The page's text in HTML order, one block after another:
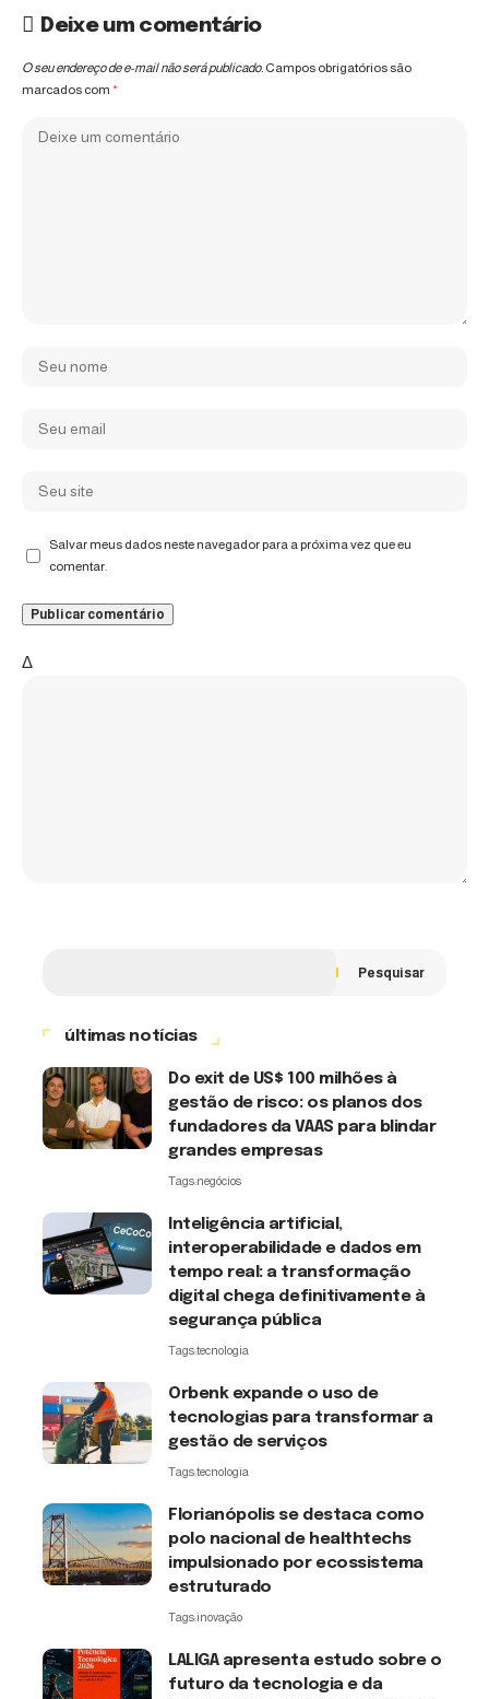
Deixe um comentário
O seu endereço de e-mail não será publicado. Campos obrigatórios são
marcados com *
Salvar meus dados neste navegador para a próxima vez que eu
comentar.
Δ
Pesquisar
últimas notícias
Do exit de US$ 100 milhões à
gestão de risco: os planos dos
fundadores da VAAS para blindar
grandes empresas
Tags:negócios
Inteligência artificial,
interoperabilidade e dados em
tempo real: a transformação
digital chega definitivamente à
segurança pública
Tags:tecnologia
Orbenk expande o uso de
tecnologias para transformar a
gestão de serviços
Tags:tecnologia
Florianópolis se destaca como
polo nacional de healthtechs
impulsionado por ecossistema
estruturado
Tags:inovação
LALIGA apresenta estudo sobre o
futuro da tecnologia e da